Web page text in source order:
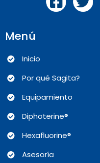
Menú
Inicio
Por qué Sagita?
Equipamiento
Diphoterine®
Hexafluorine®
Asesoría